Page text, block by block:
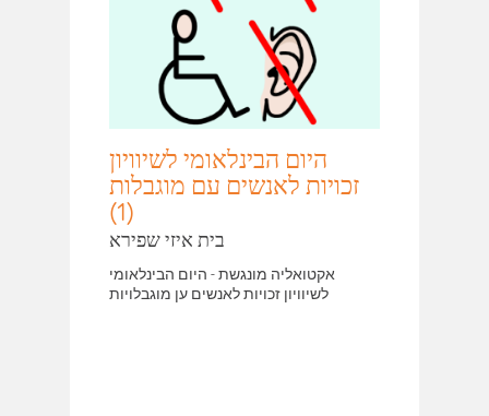
היום הבינלאומי לשיוויון
זכויות לאנשים עם מוגבלות
(1)
בית איזי שפירא
אקטואליה מונגשת - היום הבינלאומי
לשיוויון זכויות לאנשים ען מוגבלויות